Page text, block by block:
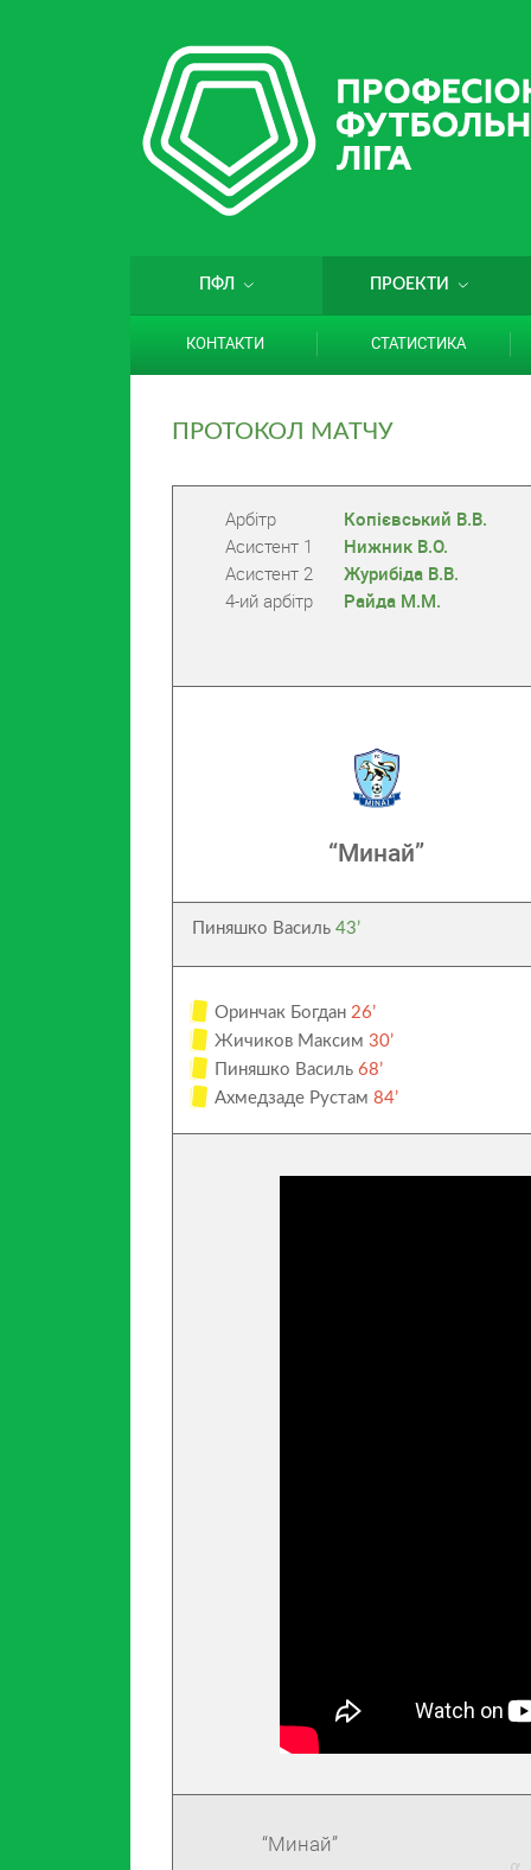
ПФЛ ПРОЕКТИ
КОНТАКТИ СТАТИСТИКА
ПРОТОКОЛ МАТЧУ
Арбітр
Копієвський В.В.
Асистент 1
Нижник В.О.
Асистент 2
Журибіда В.В.
4-ий арбітр
Райда М.М.
“Минай”
Пиняшко Василь43’
Оринчак Богдан 26’
Жичиков Максим 30’
Пиняшко Василь 68’
Ахмедзаде Рустам 84’
“Минай”